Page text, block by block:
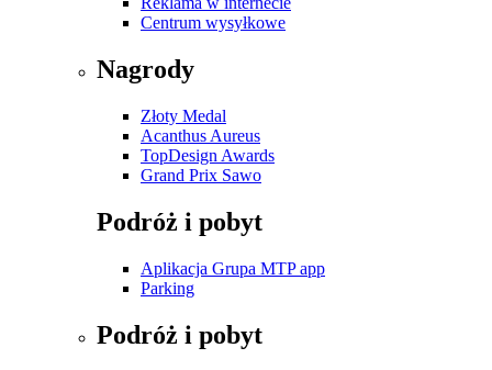
Centrum wysyłkowe
Nagrody
Złoty Medal
Acanthus Aureus
TopDesign Awards
Grand Prix Sawo
Podróż i pobyt
Aplikacja Grupa MTP app
Parking
Podróż i pobyt